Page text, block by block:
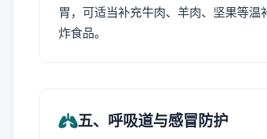
胃，可适当补充牛肉、羊肉、坚果等
炸食品。
五、呼吸道与感冒防护